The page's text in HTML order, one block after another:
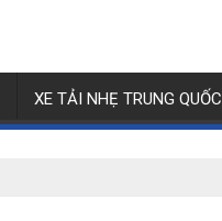
XE TẢI NHẸ TRUNG QUỐC